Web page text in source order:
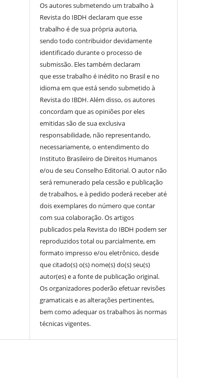
Os autores submetendo um trabalho à
Revista do IBDH declaram que esse
trabalho é de sua própria autoria,
sendo todo contribuidor devidamente
identificado durante o processo de
submissão. Eles também declaram
que esse trabalho é inédito no Brasil e no
idioma em que está sendo submetido à
Revista do IBDH. Além disso, os autores
concordam que as opiniões por eles
emitidas são de sua exclusiva
responsabilidade, não representando,
necessariamente, o entendimento do
Instituto Brasileiro de Direitos Humanos
e/ou de seu Conselho Editorial. O autor não
será remunerado pela cessão e publicação
de trabalhos, e à pedido poderá receber até
dois exemplares do número que contar
com sua colaboração. Os artigos
publicados pela Revista do IBDH podem ser
reproduzidos total ou parcialmente, em
formato impresso e/ou eletrônico, desde
que citado(s) o(s) nome(s) do(s) seu(s)
autor(es) e a fonte de publicação original.
Os organizadores poderão efetuar revisões
gramaticais e as alterações pertinentes,
bem como adequar os trabalhos às normas
técnicas vigentes.